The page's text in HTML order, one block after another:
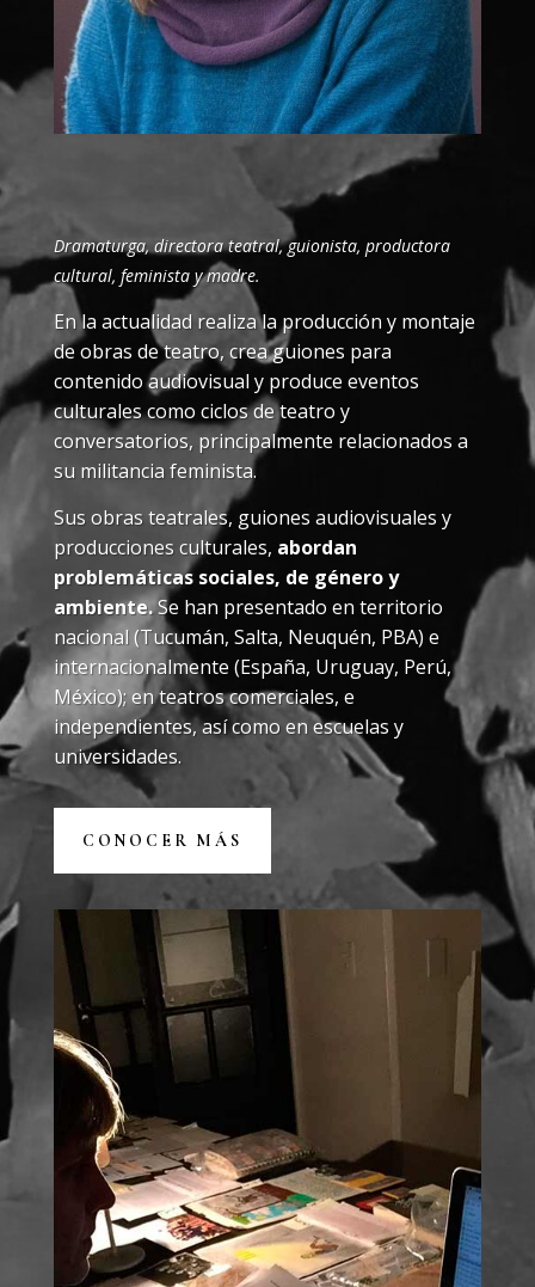
Dramaturga, directora teatral, guionista, productora
cultural, feminista y madre.
En la actualidad realiza la producción y montaje
de obras de teatro, crea guiones para
contenido audiovisual y produce eventos
culturales como ciclos de teatro y
conversatorios, principalmente relacionados a
su militancia feminista.
Sus obras teatrales, guiones audiovisuales y
producciones culturales, abordan
problemáticas sociales, de género y
ambiente.Se han presentado en territorio
nacional (Tucumán, Salta, Neuquén, PBA) e
internacionalmente (España, Uruguay, Perú,
México); en teatros comerciales, e
independientes, así como en escuelas y
universidades.
CONOCER MÁS